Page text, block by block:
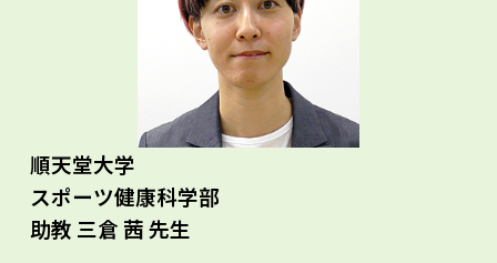
順天堂大学
スポーツ健康科学部
助教 三倉 茜 先生